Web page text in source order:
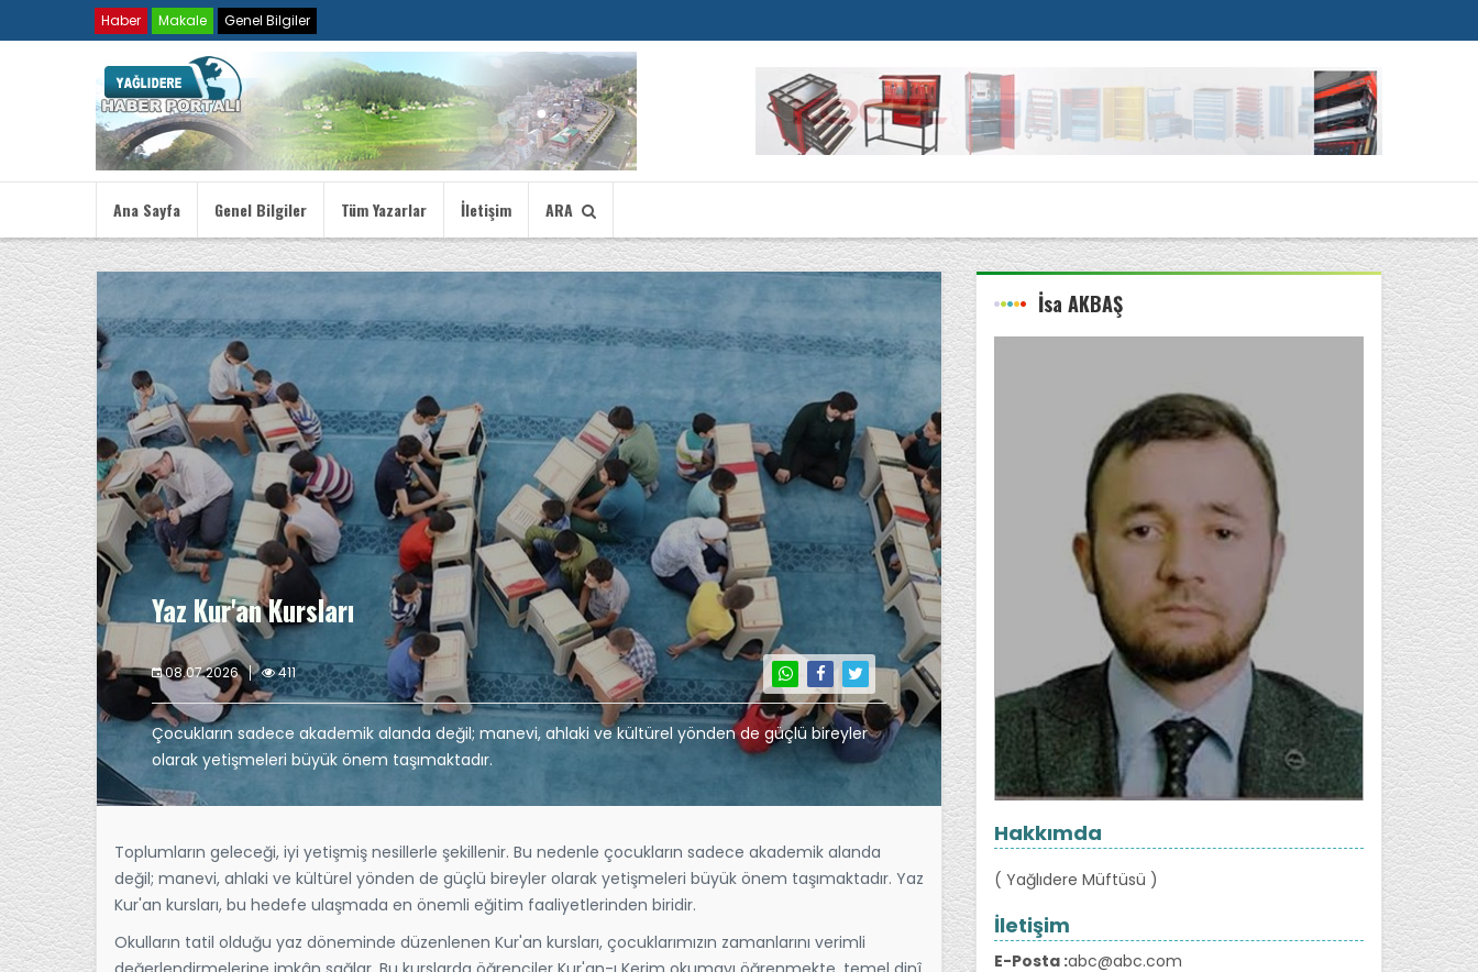
Haber Makale Genel Bilgiler
Ana Sayfa Genel Bilgiler Tüm Yazarlar İletişim ARA
Yaz Kur'an Kursları
08.07.2026 411
Çocukların sadece akademik alanda değil; manevi, ahlaki ve kültürel yönden de güçlü bireyler
olarak yetişmeleri büyük önem taşımaktadır.
Toplumların geleceği, iyi yetişmiş nesillerle şekillenir. Bu nedenle çocukların sadece akademik alanda
değil; manevi, ahlaki ve kültürel yönden de güçlü bireyler olarak yetişmeleri büyük önem taşımaktadır. Yaz
Kur'an kursları, bu hedefe ulaşmada en önemli eğitim faaliyetlerinden biridir.
Okulların tatil olduğu yaz döneminde düzenlenen Kur'an kursları, çocuklarımızın zamanlarını verimli
İsa AKBAŞ
Hakkımda
( Yağlıdere Müftüsü )
İletişim
E-Posta :abc@abc.com